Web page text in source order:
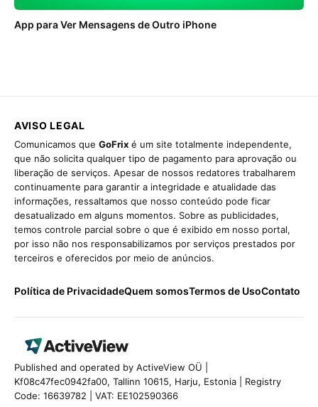
App para Ver Mensagens de Outro iPhone
AVISO LEGAL
Comunicamos que GoFrix é um site totalmente independente,
que não solicita qualquer tipo de pagamento para aprovação ou
liberação de serviços. Apesar de nossos redatores trabalharem
continuamente para garantir a integridade e atualidade das
informações, ressaltamos que nosso conteúdo pode ficar
desatualizado em alguns momentos. Sobre as publicidades,
temos controle parcial sobre o que é exibido em nosso portal,
por isso não nos responsabilizamos por serviços prestados por
terceiros e oferecidos por meio de anúncios.
Política de PrivacidadeQuem somosTermos de UsoContato
Published and operated by ActiveView OÜ |
Kf08c47fec0942fa00, Tallinn 10615, Harju, Estonia | Registry
Code: 16639782 | VAT: EE102590366